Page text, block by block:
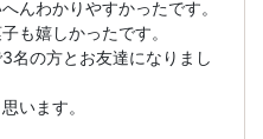
んわかりやすかったです。
も嬉しかったです。
名の方とお友達になりまし
います。